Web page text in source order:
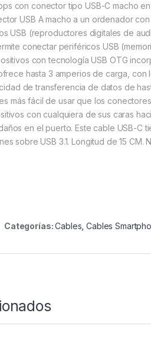
con conector tipo USB-C macho
USB A macho a un ordenador
USB (reproductores digitales de
conectar periféricos USB
con tecnología USB OTG
hasta 3 amperios de carga,
de transferencia de datos de
más fácil de usar que los
con cualquiera de sus caras
en el puerto. Este cable USB-C
sobre USB 3.1. Longitud de 15 CM.
Categorías:Cables ,Cables